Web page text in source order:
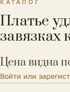
КАТАЛОГ
Платье
завязках
Цена видна
Войти или